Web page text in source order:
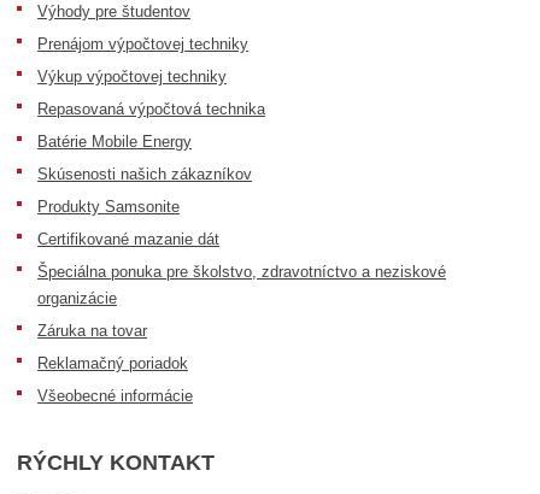
Výhody pre študentov
Prenájom výpočtovej techniky
Výkup výpočtovej techniky
Repasovaná výpočtová technika
Batérie Mobile Energy
Skúsenosti našich zákazníkov
Produkty Samsonite
Certifikované mazanie dát
Špeciálna ponuka pre školstvo, zdravotníctvo a neziskové
organizácie
Záruka na tovar
Reklamačný poriadok
Všeobecné informácie
RÝCHLY KONTAKT